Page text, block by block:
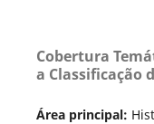
Cobertura
a Classificação
Área principal: